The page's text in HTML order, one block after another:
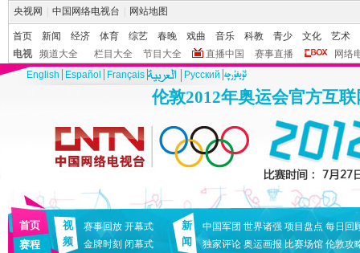
央视网 中国网络电视台 网站地图
首页 新闻 经济 体育 综艺 春晚 戏曲 音乐 科教 青少 文化
艺术
电视
频道大全 栏目大全 节目大全 直播中国 赛事直播
网络
English
Español Français Pусский
伦敦2012年奥运会官方互
首页
赛程
视
频
赛事回放 开幕式
金牌时刻 闭幕式
新
闻
中国军团 世界诸强 项目盘点 每日回
独家评论 奥运画报 比赛场馆 伦敦攻